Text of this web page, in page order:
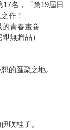
名，「第19屆日
作！
的青春畫卷——
無贈品）
的匯聚之地。
吹桂子。